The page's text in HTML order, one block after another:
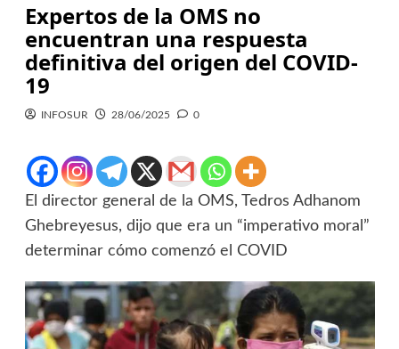
Expertos de la OMS no
encuentran una respuesta
definitiva del origen del COVID-
19
INFOSUR 28/06/2025 0
El director general de la OMS, Tedros Adhanom
Ghebreyesus, dijo que era un “imperativo moral”
determinar cómo comenzó el COVID